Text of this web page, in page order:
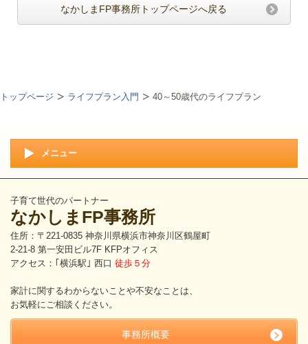
なかしまFP事務所トップページへ戻る
トップページ ライフプラン入門 40～50歳代のライフプラン
メニュー
子育て世代のパートナー
なかしまFP事務所
住所：〒221-0835 神奈川県横浜市神奈川区鶴屋町
2-21-8 第一安田ビル7F KFPオフィス
アクセス：｢横浜駅｣ 西口 徒歩５分
家計に関するわからないことや不安なことは、
お気軽にご相談ください。
事務所概要